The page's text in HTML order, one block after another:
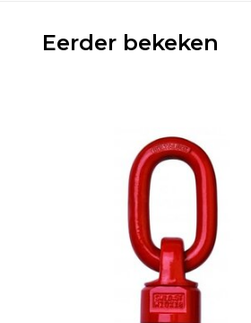
Eerder bekeken